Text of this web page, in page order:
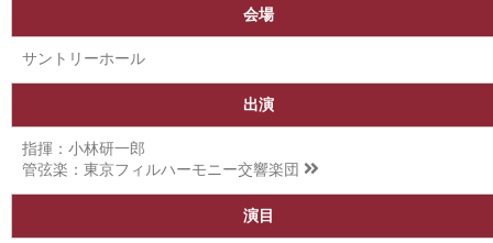
会場
サントリーホール
出演
指揮：小林研一郎
管弦楽： 東京フィルハーモニー交響楽団
演目